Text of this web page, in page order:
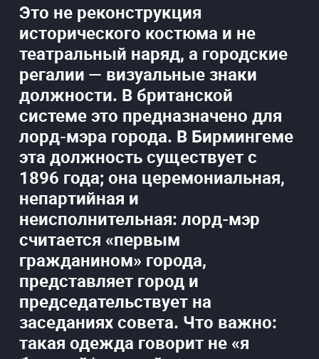
Это не реконструкция
исторического костюма и не
театральный наряд, а городские
регалии — визуальные знаки
должности. В британской
системе это предназначено для
лорд-мэра города. В Бирмингеме
эта должность существует с
1896 года; она церемониальная,
непартийная и
неисполнительная: лорд-мэр
считается «первым
гражданином» города,
представляет город и
председательствует на
заседаниях совета. Что важно:
такая одежда говорит не «я